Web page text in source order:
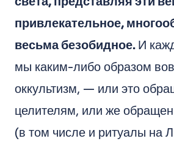
привлекательное,
весьма безобидное. И
мы каким-либо образом
оккультизм, — или это
целителям, или же
(в том числе и ритуалы на